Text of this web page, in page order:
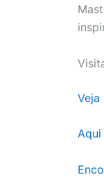
Veja
Aqui